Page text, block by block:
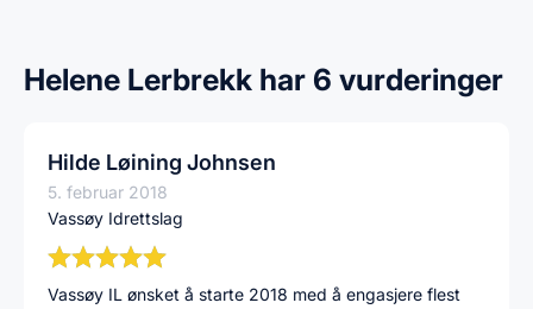
Helene Lerbrekk har 6 vurderinger
Hilde Løining Johnsen
5. februar 2018
Vassøy Idrettslag
Vassøy IL ønsket å starte 2018 med å engasjere flest